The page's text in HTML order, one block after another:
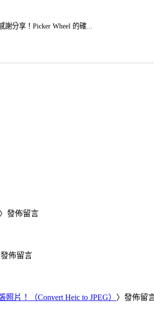
謝分享！Picker Wheel 的確...
〉發佈留言
佈留言
片！（Convert Heic to JPEG） 〉發佈留